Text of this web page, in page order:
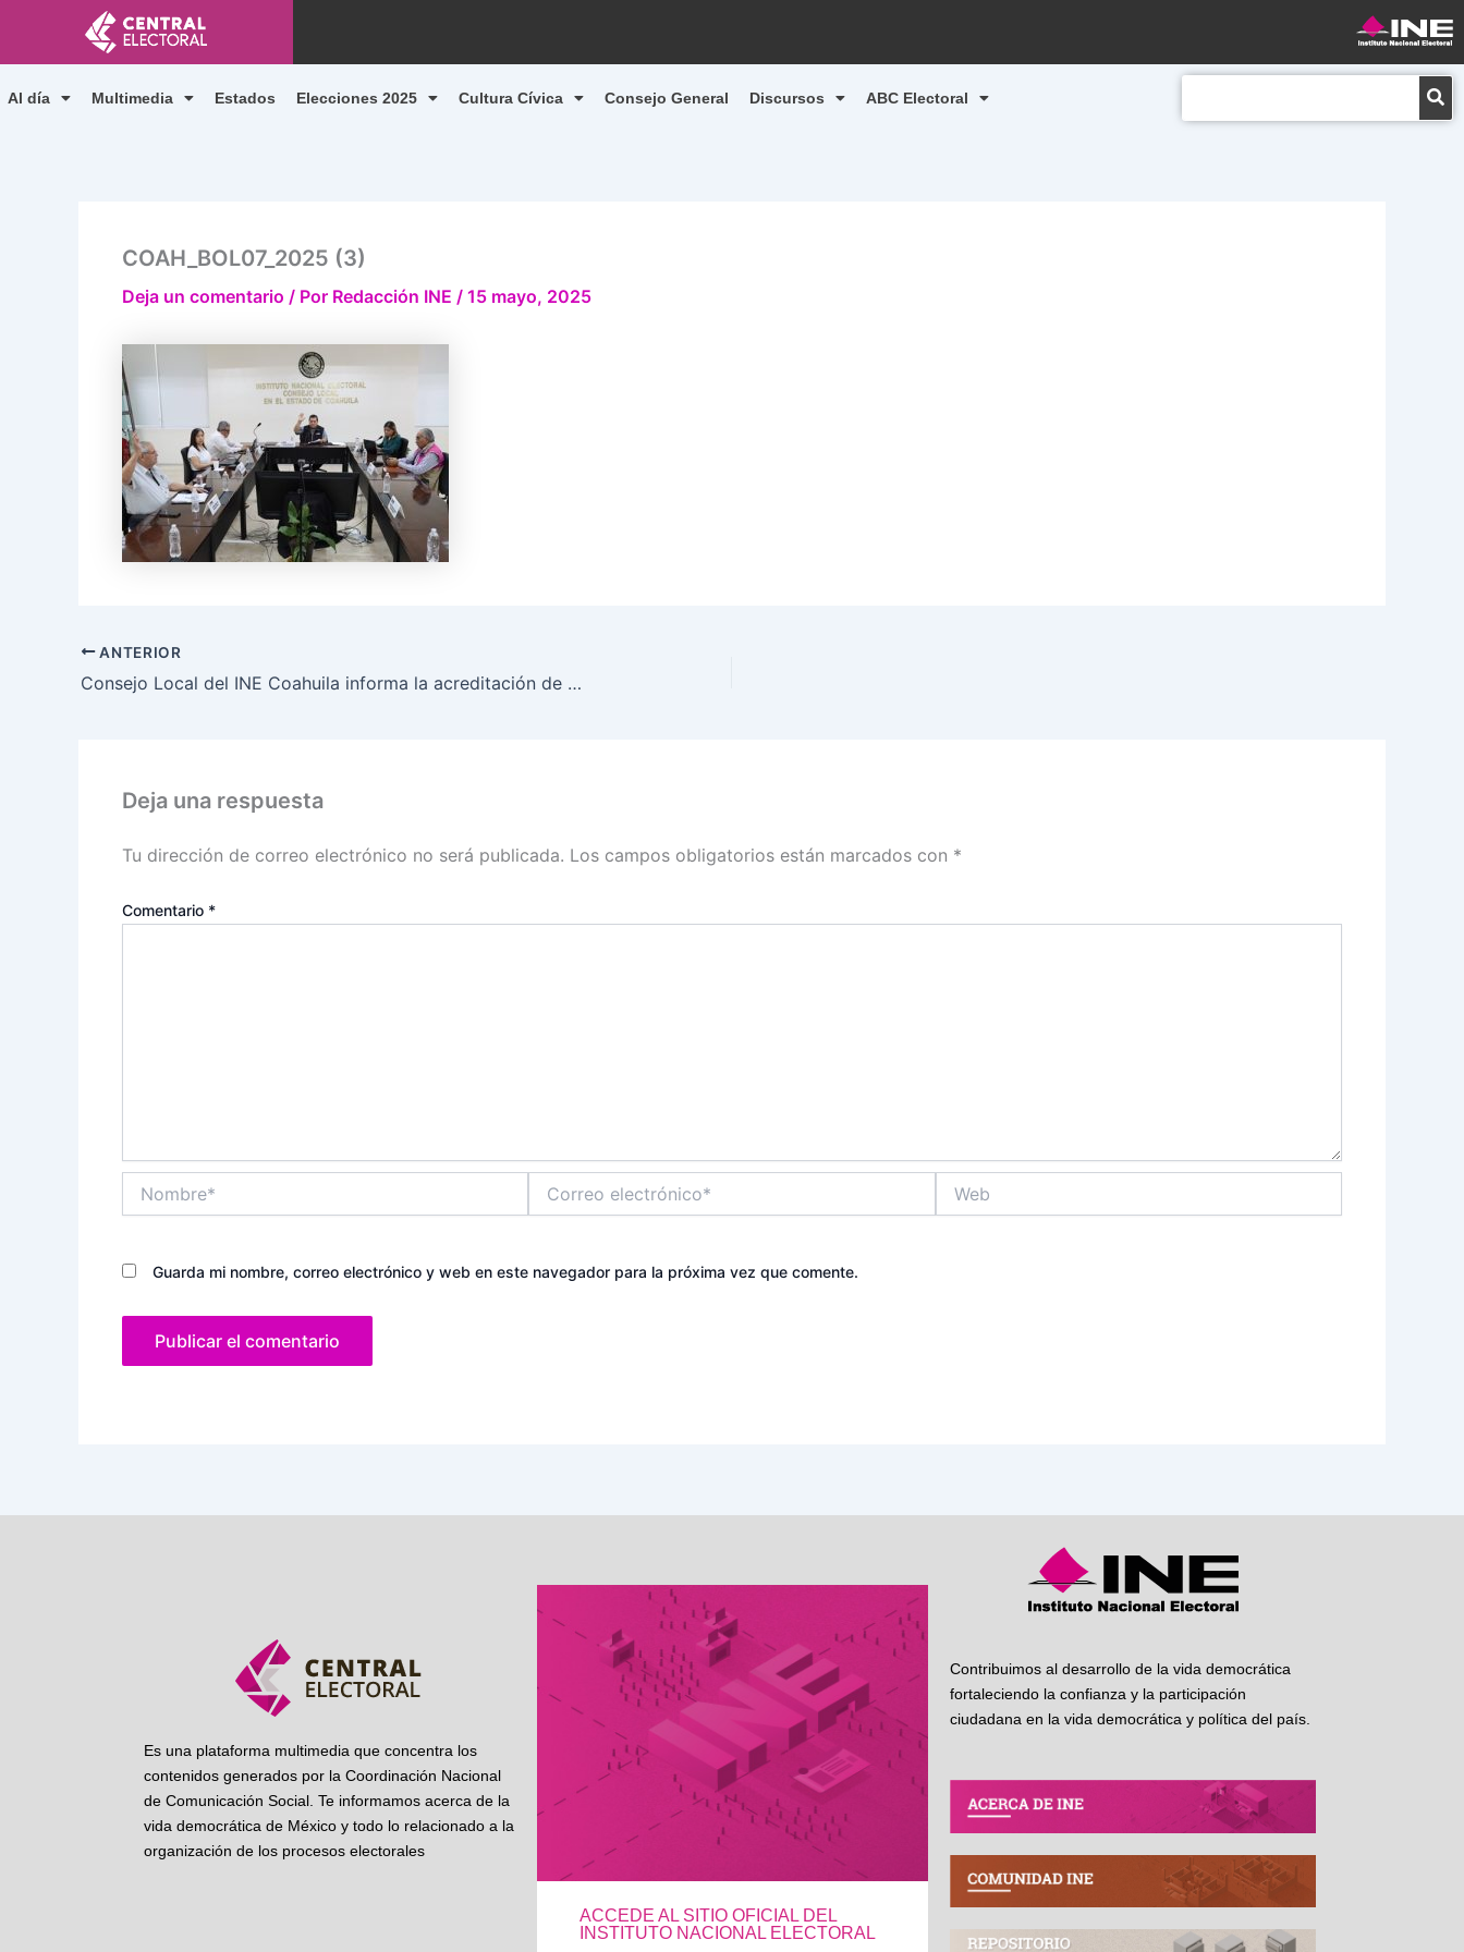
contenido
Al día Multimedia Estados Elecciones 2025 Cultura Cívica Consejo General Discursos ABC Electoral
COAH_BOL07_2025 (3)
Deja un comentario / Por Redacción INE / 15 mayo, 2025
ANTERIOR
Consejo Local del INE Coahuila informa la acreditación de 2 mil 669 observadores electorales en el estado
Deja una respuesta
Tu dirección de correo electrónico no será publicada. Los campos obligatorios están marcados con *
Comentario *
electrónico*
Guarda mi nombre, correo electrónico y web en este navegador para la próxima vez que comente.
Es una plataforma multimedia que concentra los
contenidos generados por la Coordinación Nacional
de Comunicación Social. Te informamos acerca de la
vida democrática de México y todo lo relacionado a la
organización de los procesos electorales
ACCEDE AL SITIO OFICIAL DEL
INSTITUTO NACIONAL ELECTORAL
Contribuimos al desarrollo de la vida democrática
fortaleciendo la confianza y la participación
ciudadana en la vida democrática y política del país.